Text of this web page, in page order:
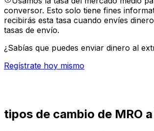
conversor. Esto solo tiene fines
recibirás esta tasa cuando envíes
tasas de envío.
¿Sabías que puedes enviar dinero al
Regístrate hoy mismo
tipos de cambio de MRO